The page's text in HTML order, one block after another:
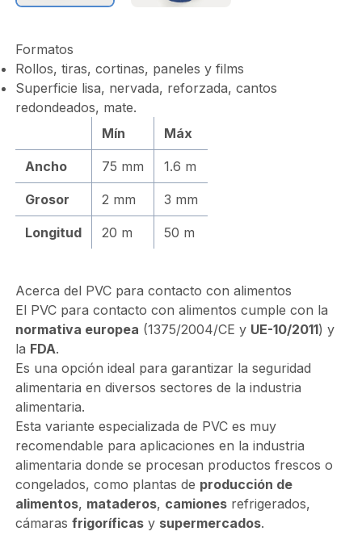
Formatos
Rollos, tiras, cortinas, paneles y films
Superficie lisa, nervada, reforzada, cantos
redondeados, mate.
Mín
Máx
Ancho 75 mm 1.6 m
Grosor 2 mm 3 mm
Longitud 20 m 50 m
Acerca del PVC para contacto con alimentos
El PVC para contacto con alimentos cumple con la
normativa europea (1375/2004/CE y UE-10/2011) y
la FDA.
Es una opción ideal para garantizar la seguridad
alimentaria en diversos sectores de la industria
alimentaria.
Esta variante especializada de PVC es muy
recomendable para aplicaciones en la industria
alimentaria donde se procesan productos frescos o
congelados, como plantas de producción de
alimentos, mataderos, camionesrefrigerados,
cámaras frigoríficasy supermercados.